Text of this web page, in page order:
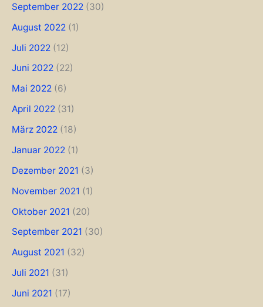
September 2022 (30)
August 2022 (1)
Juli 2022 (12)
Juni 2022 (22)
Mai 2022 (6)
April 2022 (31)
März 2022 (18)
Januar 2022 (1)
Dezember 2021 (3)
November 2021 (1)
Oktober 2021 (20)
September 2021 (30)
August 2021 (32)
Juli 2021 (31)
Juni 2021 (17)